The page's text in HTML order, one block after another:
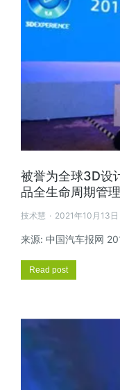
被誉为全球3D设
品全生命周期管
技术慧 2021年10月13日
来源: 中国汽车报网
Read post